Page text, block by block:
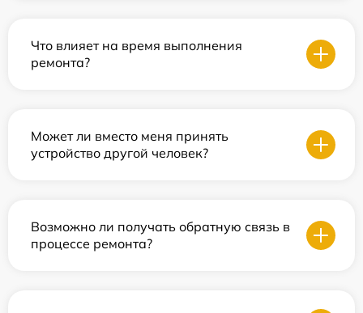
Что влияет на время выполнения
ремонта?
Может ли вместо меня принять
устройство другой человек?
Возможно ли получать обратную связь в
процессе ремонта?